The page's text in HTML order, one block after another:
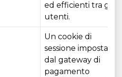
ed efficienti tra gli
utenti.
Un cookie di
sessione impostato
dal gateway di
pagamento